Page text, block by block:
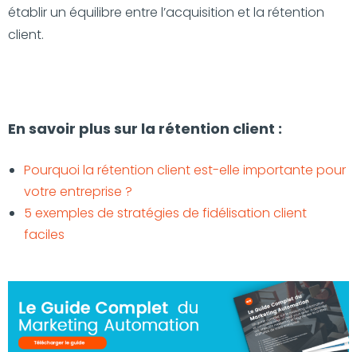
établir un équilibre entre l’acquisition et la rétention
client.
En savoir plus sur la rétention client :
Pourquoi la rétention client est-elle importante pour
votre entreprise ?
5 exemples de stratégies de fidélisation client
faciles